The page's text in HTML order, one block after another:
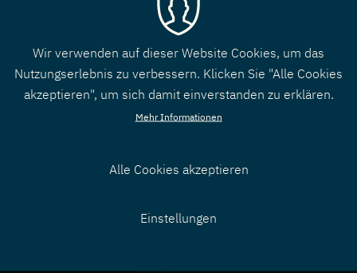
Wir verwenden auf dieser Website Cookies, um das
Nutzungserlebnis zu verbessern. Klicken Sie "Alle Cookies
akzeptieren", um sich damit einverstanden zu erklären.
Mehr Informationen
Alle Cookies akzeptieren
zurücknehmen
Einstellungen